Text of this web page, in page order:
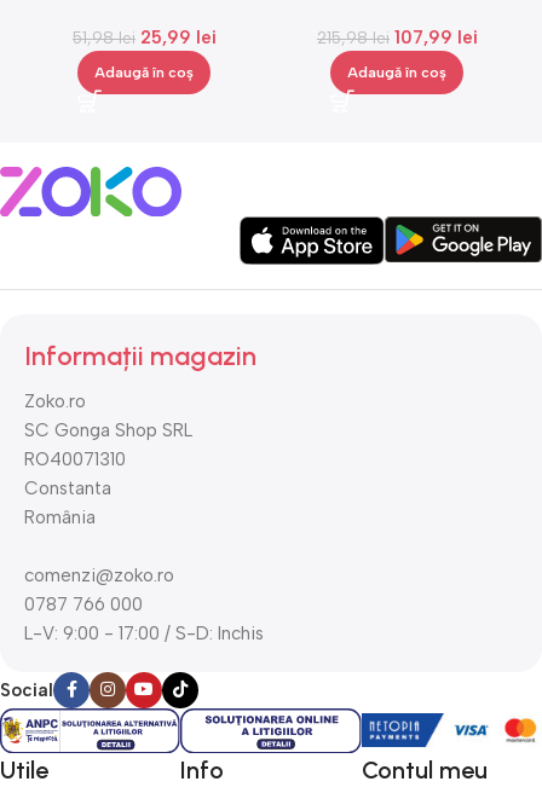
nivele, negru, portocaliu,
Gonga®
51,98lei 25,99 lei
Adaugă în coș
telecomanda, negru
215,98lei 107,99 lei
Adaugă în coș
Informații magazin
Zoko.ro
SC Gonga Shop SRL
RO40071310
Constanta
România
comenzi@zoko.ro
0787 766 000
L-V: 9:00 - 17:00 / S-D: Inchis
Social
Utile Info Contul meu